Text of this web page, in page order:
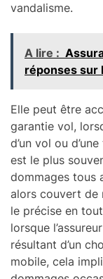
vandalisme.
A lire :
réponses sur
Elle peut être
garantie vol,
d’un vol ou
est le plus
dommages tous
alors couvert de
le précise en
lorsque
résultant d’un
mobile, cela